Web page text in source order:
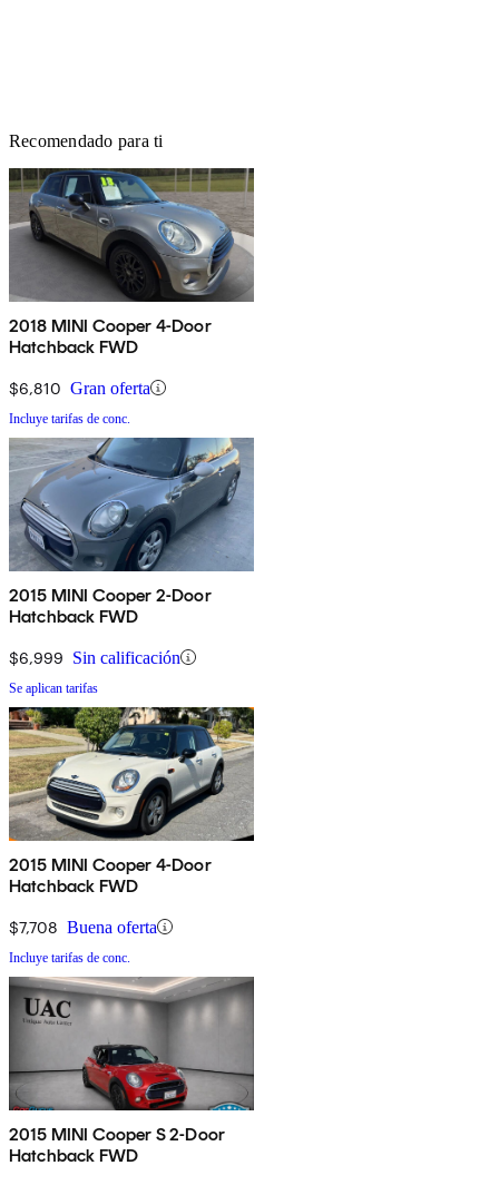
Recomendado para ti
2018 MINI Cooper 4-Door
Hatchback FWD
$6,810 Gran oferta
Incluye tarifas de conc.
2015 MINI Cooper 2-Door
Hatchback FWD
$6,999 Sin calificación
Se aplican tarifas
2015 MINI Cooper 4-Door
Hatchback FWD
$7,708 Buena oferta
Incluye tarifas de conc.
2015 MINI Cooper S 2-Door
Hatchback FWD